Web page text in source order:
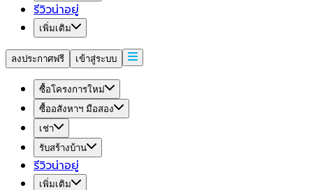
รีวิวน่าอยู่
เพิ่มเติม
ลงประกาศฟรี เข้าสู่ระบบ
ซื้อโครงการใหม่
ซื้ออสังหาฯ มือสอง
เช่า
รับสร้างบ้าน
รีวิวน่าอยู่
เพิ่มเติม